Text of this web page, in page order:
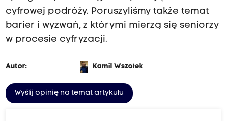
cyfrowej podróży. Poruszyliśmy także temat
barier i wyzwań, z którymi mierzą się seniorzy
w procesie cyfryzacji.
Autor: Kamil Wszołek
Wyślij opinię na temat artykułu